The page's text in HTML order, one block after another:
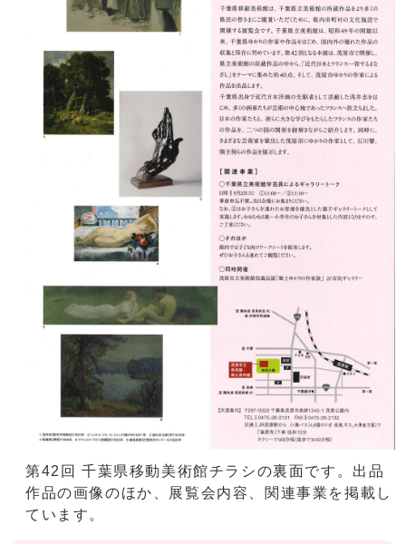
第42回 千葉県移動美術館チラシの裏面です。出品
作品の画像のほか、展覧会内容、関連事業を掲載し
ています。